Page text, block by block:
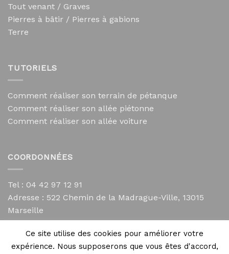
Tout venant / Graves
Pierres à bâtir / Pierres à gabions
Terre
TUTORIELS
Comment réaliser son terrain de pétanque
Comment réaliser son allée piétonne
Comment réaliser son allée voiture
COORDONNÉES
Tel : 04 42 97 12 91
Adresse : 522 Chemin de la Madrague-Ville, 13015
Marseille
contact@mycailloux.com
Mentions légales
Ce site utilise des cookies pour améliorer votre
expérience. Nous supposerons que vous êtes d'accord,